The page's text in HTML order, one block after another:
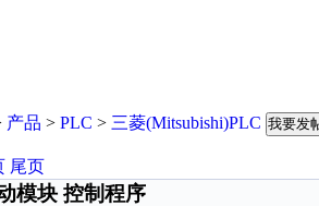
产品 > PLC > 三菱(Mitsubishi)PLC 我要发
尾页
模块 控制程序